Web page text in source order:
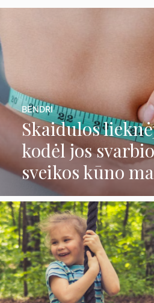
Skaidulos
kodėl jos
sveikos kūno
BENDRI